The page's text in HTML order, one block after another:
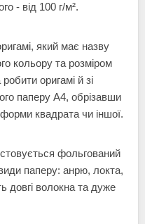
- від 100 г/м².
який має назву
кольору та розміром
оригамі й зі
паперу А4, обрізавши
квадрата чи іншої.
фольгований
паперу: анрю, локта,
довгі волокна та дуже